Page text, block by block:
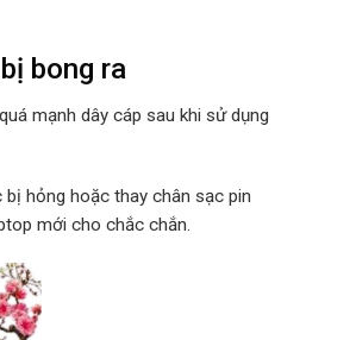
bong ra
mạnh dây cáp sau khi sử dụng
hỏng hoặc thay chân sạc pin
mới cho chắc chắn.